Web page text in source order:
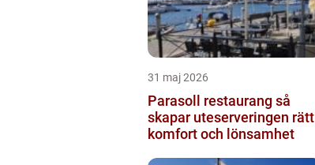
31 maj 2026
Parasoll restaurang så
skapar uteserveringen rätt
komfort och lönsamhet